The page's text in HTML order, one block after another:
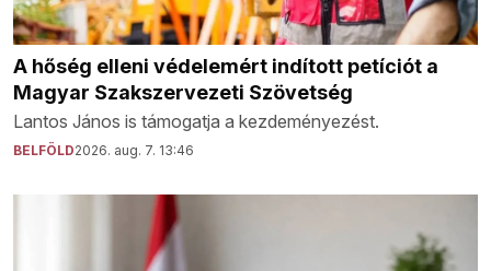
A hőség elleni védelemért indított petíciót a
Magyar Szakszervezeti Szövetség
Lantos János is támogatja a kezdeményezést.
BELFÖLD2026. aug. 7. 13:46